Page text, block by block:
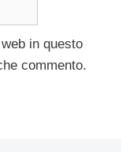
in questo
commento.